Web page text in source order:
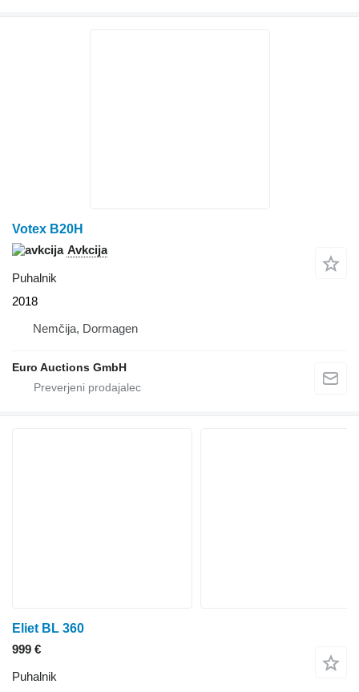
Votex B20H
Avkcija
Puhalnik
2018
Nemčija, Dormagen
Euro Auctions GmbH
Eliet BL 360
999 €
Puhalnik